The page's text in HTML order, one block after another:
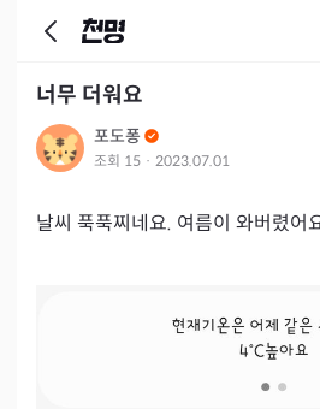
너무 더워요
포도퐁
조회 15 · 2023.07.01
날씨 푹푹찌네요. 여름이 와버렸어